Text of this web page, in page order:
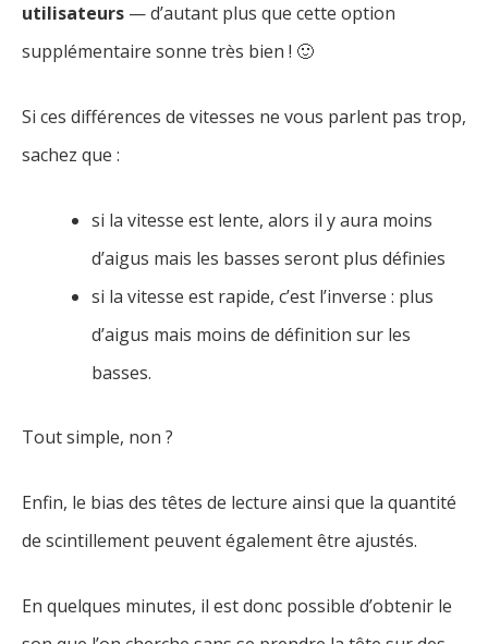
utilisateurs — d’autant plus que cette option
supplémentaire sonne très bien ! 🙂
Si ces différences de vitesses ne vous parlent pas trop,
sachez que :
si la vitesse est lente, alors il y aura moins
d’aigus mais les basses seront plus définies
si la vitesse est rapide, c’est l’inverse : plus
d’aigus mais moins de définition sur les
basses.
Tout simple, non ?
Enfin, le bias des têtes de lecture ainsi que la quantité
de scintillement peuvent également être ajustés.
En quelques minutes, il est donc possible d’obtenir le